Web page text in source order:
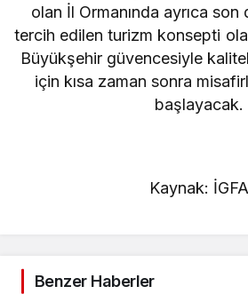
olan İl Ormanında ayrıca
tercih edilen turizm konsepti
Büyükşehir güvencesiyle
için kısa zaman sonra
başlayacak.
Kaynak: İGFA
Benzer Haberler